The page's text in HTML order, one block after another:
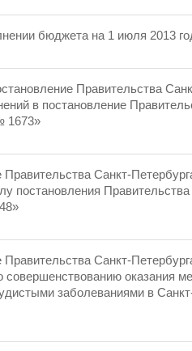
бюджета на 1 июля 2013
Правительства
в постановление
1673»
Правительства Санкт-
постановления
Правительства Санкт-
совершенствованию оказания
заболеваниями в